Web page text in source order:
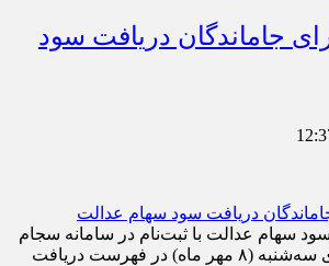
جاماندگان دریافت سود
سهام عدالت با ثبت‌نام در سامانه سجام
تا ساعت ۱۴ روز جاری سه‌شنبه (۸ مهر ماه) در فهرست دریافت